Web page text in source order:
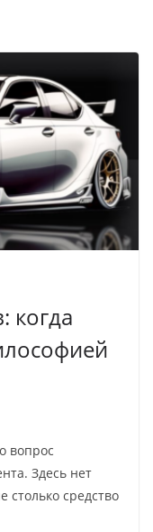
когда
вопрос
Здесь нет
столько средство